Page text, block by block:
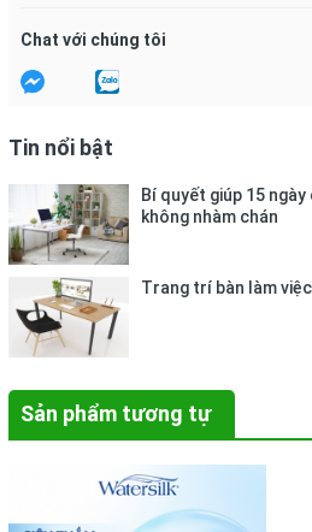
Chat với chúng tôi
Tin nổi bật
Bí quyết giúp 15
không nhàm chán
Trang trí bàn làm
Sản phẩm tương tự